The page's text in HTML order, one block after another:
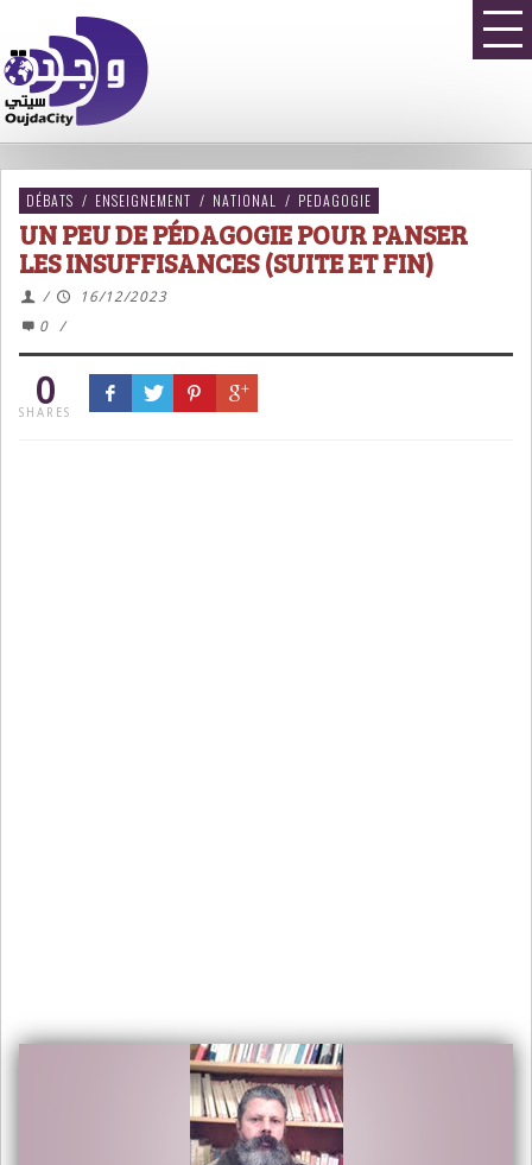
DÉBATS / ENSEIGNEMENT / NATIONAL / PEDAGOGIE
UN PEU DE PÉDAGOGIE POUR PANSER
LES INSUFFISANCES (SUITE ET FIN)
/
16/12/2023
0
/
0
SHARES